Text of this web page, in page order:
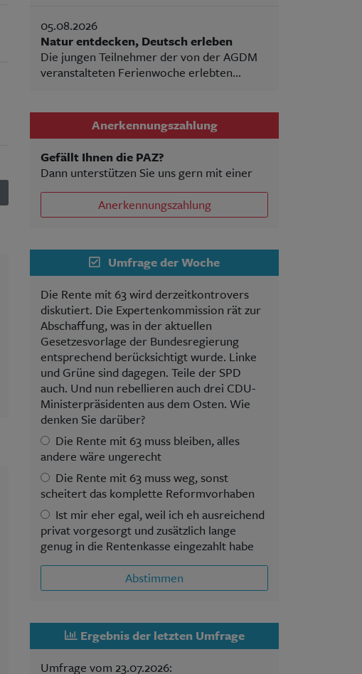
05.08.2026
Natur entdecken, Deutsch erleben
Die jungen Teilnehmer der von der AGDM
veranstalteten Ferienwoche erlebten...
Anerkennungszahlung
Gefällt Ihnen die PAZ?
Dann unterstützen Sie uns gern mit einer
Anerkennungszahlung
Umfrage der Woche
Die Rente mit 63 wird derzeitkontrovers
diskutiert. Die Expertenkommission rät zur
Abschaffung, was in der aktuellen
Gesetzesvorlage der Bundesregierung
entsprechend berücksichtigt wurde. Linke
und Grüne sind dagegen. Teile der SPD
auch. Und nun rebellieren auch drei CDU-
Ministerpräsidenten aus dem Osten. Wie
denken Sie darüber?
Die Rente mit 63 muss bleiben, alles
andere wäre ungerecht
Die Rente mit 63 muss weg, sonst
scheitert das komplette Reformvorhaben
Ist mir eher egal, weil ich eh ausreichend
privat vorgesorgt und zusätzlich lange
genug in die Rentenkasse eingezahlt habe
Abstimmen
Ergebnis der letzten Umfrage
Umfrage vom 23.07.2026: